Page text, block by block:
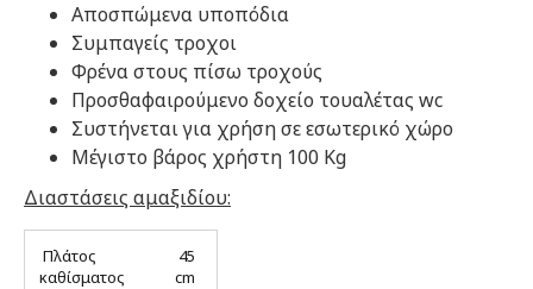
Αποσπώμενα υποπόδια
Συμπαγείς τροχοι
Φρένα στους πίσω τροχούς
Προσθαφαιρούμενο δοχείο τουαλέτας wc
Συστήνεται για χρήση σε εσωτερικό χώρο
Μέγιστο βάρος χρήστη 100 Kg
Διαστάσεις αμαξιδίου:
Πλάτος
καθίσματος
45
cm